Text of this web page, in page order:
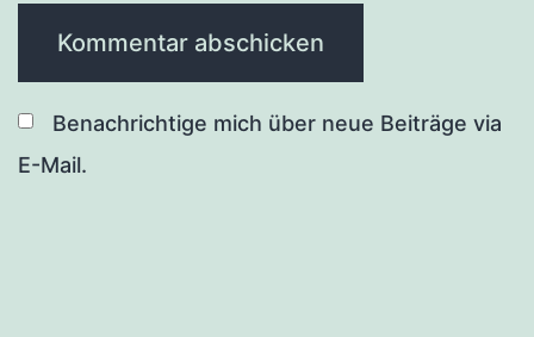
Benachrichtige mich über neue Beiträge via
E-Mail.